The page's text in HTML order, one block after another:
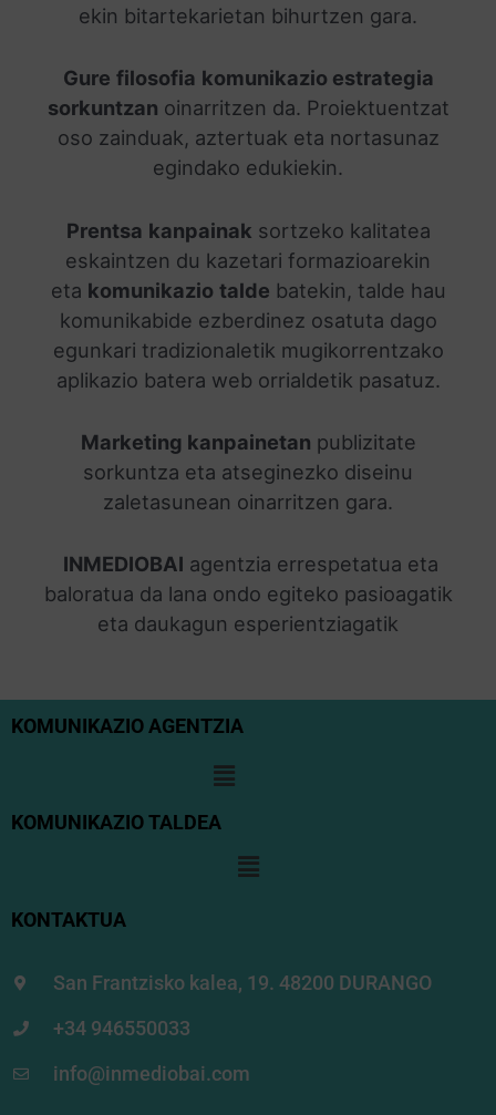
ekin bitartekarietan bihurtzen gara.
Gure filosofia komunikazio estrategia
sorkuntzan oinarritzen da. Proiektuentzat
oso zainduak, aztertuak eta nortasunaz
egindako edukiekin.
Prentsa kanpainak sortzeko kalitatea
eskaintzen du kazetari formazioarekin
eta komunikazio talde batekin, talde hau
komunikabide ezberdinez osatuta dago
egunkari tradizionaletik mugikorrentzako
aplikazio batera web orrialdetik pasatuz.
Marketing kanpainetan publizitate
sorkuntza eta atseginezko diseinu
zaletasunean oinarritzen gara.
INMEDIOBAI agentzia errespetatua eta
baloratua da lana ondo egiteko pasioagatik
eta daukagun esperientziagatik
KOMUNIKAZIO AGENTZIA
KOMUNIKAZIO TALDEA
KONTAKTUA
San Frantzisko kalea, 19. 48200 DURANGO
+34 946550033
info@inmediobai.com